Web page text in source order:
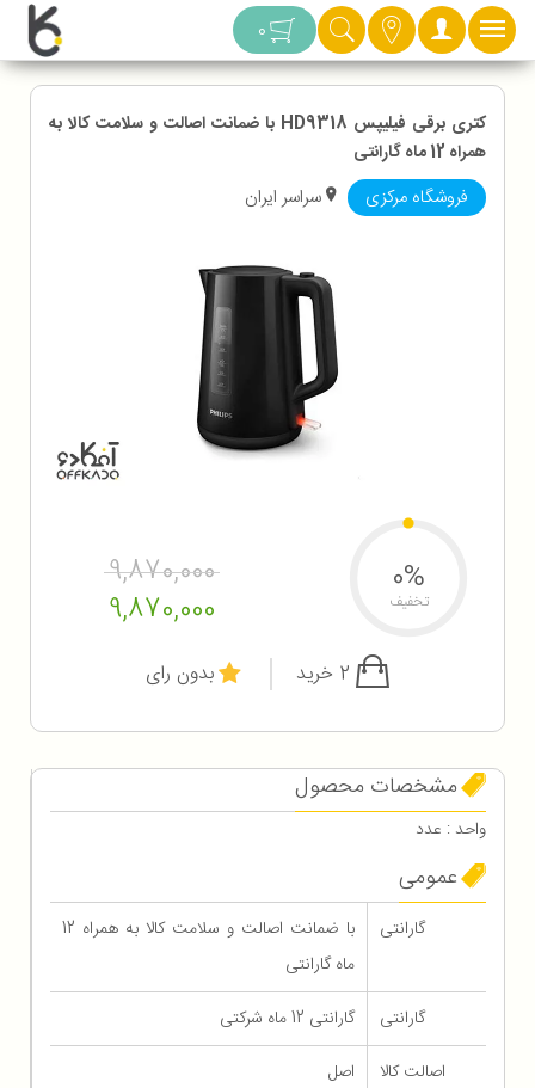
دسته بندی 0
کتری برقی فیلیپس HD9318 با ضمانت اصالت و سلامت کالا به
همراه 12 ماه گارانتی
فروشگاه مرکزی سراسر ایران
9,870,000
9,870,000
0%
تخفیف
بدون رای
مشخصات محصول
واحد : عدد
عمومی
گارانتی
با ضمانت اصالت و سلامت کالا به همراه 12
ماه گارانتی
گارانتی
گارانتی 12 ماه شرکتی
اصالت کالا
اصل